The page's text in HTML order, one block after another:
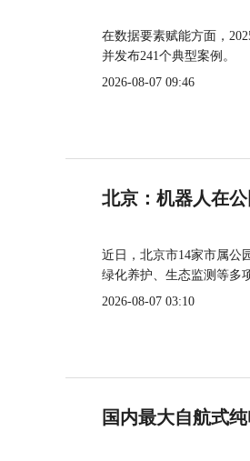
在数据要素赋能方面，
并发布241个典型案例。
2026-08-07 09:46
北京：机器人在
近日，北京市14家市属公
绿化养护、生态监测等多
2026-08-07 03:10
国内最大自航式